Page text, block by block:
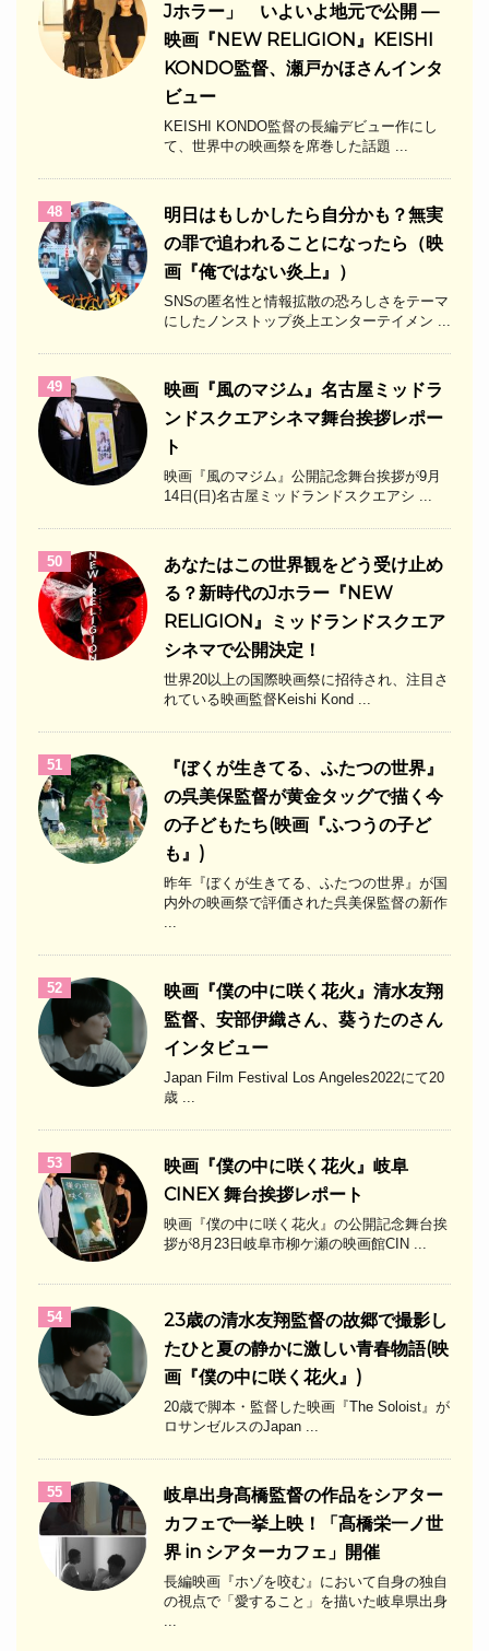
Jホラー」 いよいよ地元で公開 —
映画『NEW RELIGION』KEISHI
KONDO監督、瀬戸かほさんインタ
ビュー
KEISHI KONDO監督の長編デビュー作にし
て、世界中の映画祭を席巻した話題 ...
48
明日はもしかしたら自分かも？無実
の罪で追われることになったら（映
画『俺ではない炎上』）
SNSの匿名性と情報拡散の恐ろしさをテーマ
にしたノンストップ炎上エンターテイメン ...
49
映画『風のマジム』名古屋ミッドラ
ンドスクエアシネマ舞台挨拶レポー
ト
映画『風のマジム』公開記念舞台挨拶が9月
14日(日)名古屋ミッドランドスクエアシ ...
50
あなたはこの世界観をどう受け止め
る？新時代のJホラー『NEW
RELIGION』ミッドランドスクエア
シネマで公開決定！
世界20以上の国際映画祭に招待され、注目さ
れている映画監督Keishi Kond ...
51
『ぼくが生きてる、ふたつの世界』
の呉美保監督が黄金タッグで描く今
の子どもたち(映画『ふつうの子ど
も』)
昨年『ぼくが生きてる、ふたつの世界』が国
内外の映画祭で評価された呉美保監督の新作
...
52
映画『僕の中に咲く花火』清水友翔
監督、安部伊織さん、葵うたのさん
インタビュー
Japan Film Festival Los Angeles2022にて20
歳 ...
53
映画『僕の中に咲く花火』岐阜
CINEX 舞台挨拶レポート
映画『僕の中に咲く花火』の公開記念舞台挨
拶が8月23日岐阜市柳ケ瀬の映画館CIN ...
54
23歳の清水友翔監督の故郷で撮影し
たひと夏の静かに激しい青春物語(映
画『僕の中に咲く花火』)
20歳で脚本・監督した映画『The Soloist』が
ロサンゼルスのJapan ...
55
岐阜出身髙橋監督の作品をシアター
カフェで一挙上映！「髙橋栄一ノ世
界 in シアターカフェ」開催
長編映画『ホゾを咬む』において自身の独自
の視点で「愛すること」を描いた岐阜県出身
...